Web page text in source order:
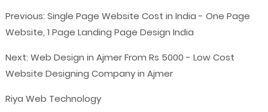
Previous: Single Page Website Cost in India - One Page
Website, 1 Page Landing Page Design India
Next: Web Design in Ajmer From Rs 5000 - Low Cost
Website Designing Company in Ajmer
Riya Web Technology